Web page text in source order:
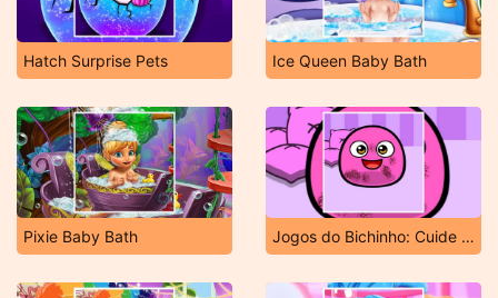
Hatch Surprise Pets Ice Queen Baby Bath
Pixie Baby Bath Jogos do Bichinho: Cuide do Bichinho Virtual